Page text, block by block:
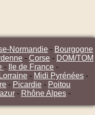
Normandie - Bourgogne
- Corse - DOM/TOM
- Ile de France -
Lorraine - Midi Pyrénées -
- Picardie - Poitou
- Rhône Alpes -